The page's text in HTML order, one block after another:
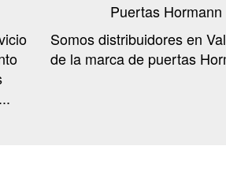
Puertas Hormann
Somos distribuidores en
de la marca de puertas